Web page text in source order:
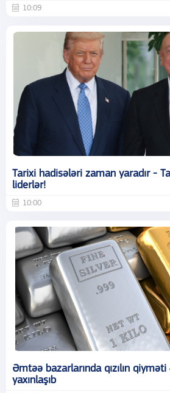
10:09
Tarixi hadisələri zaman yaradır -
liderlər!
10:00
Əmtəə bazarlarında qızılın
yaxınlaşıb